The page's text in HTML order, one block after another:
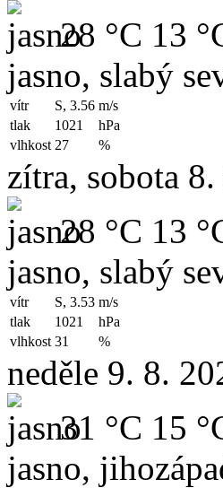
28 °C 13
jasno, slabý
vítr S, 3.56 m/s
tlak
1021
hPa
vlhkost 27 %
zítra, sobota
28 °C 13
jasno, slabý
vítr S, 3.53 m/s
tlak
1021
hPa
vlhkost 31 %
neděle 9. 8.
31 °C 15
jasno,